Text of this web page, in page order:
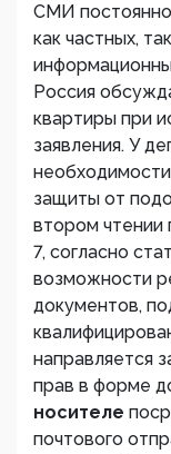
СМИ
как частных,
Россия
квартиры при
заявления. У
защиты от
втором чтении
7, согласно
возможности
документов,
направляется
прав в форме
носителе
почтового